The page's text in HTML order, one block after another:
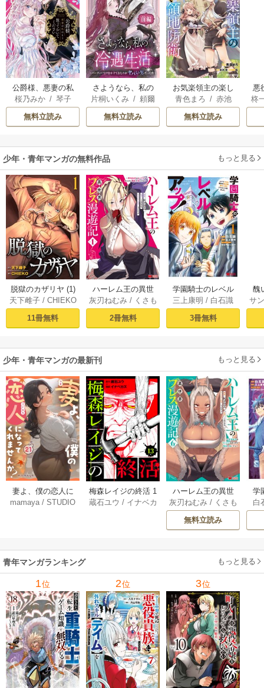
公爵様、悪妻の私
はもう放っておい
てください
桜乃みか/ 琴子
無料立読み
さようなら、私の
冷遇生活 ～パーテ
ィーで声をかけて
きたのがヤバい男
片桐いくみ /頼爾
無料立読み
お気楽領主の楽し
い領地防衛
青色まろ / 赤池
宗/転
無料立読み
悪
オ
柊
少年・青年マンガの無料作品 もっと見る
脱獄のカザリヤ (1)
天下雌子/ CHIEKO
11冊無料
ハーレム王の異世
界プレス漫遊記 ～
最強無双のおじさ
んはあらゆる種族
ミック） 1巻
灰刃ねむみ / くさも
ち
2冊無料
学園騎士のレベル
アップ！レベル100
0超えの転生者、落
ちこぼれクラスに
（コミック） ： 1
三上康明 / 白石識
3冊無料
醜
同
サ
少年・青年マンガの最新刊 もっと見る
妻よ、僕の恋人に
なってくれません
mamaya /STUDIO
梅森レイジの終活 1
3巻
蔵石ユウ / イナベカ
ハーレム王の異世
界プレス漫遊記 ～
最強無双のおじさ
んはあらゆる種族
ミック） 6巻
灰刃ねむみ / くさも
ち
無料立読み
学
ア
（
白
青年マンガランキング もっと見る
1位 2位 3位